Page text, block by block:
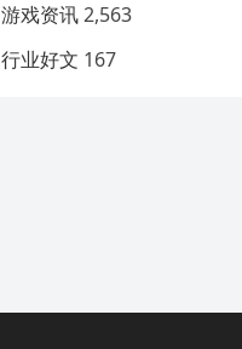
游戏资讯2,563
行业好文 167